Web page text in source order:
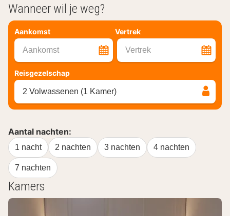
Wanneer wil je weg?
Aankomst Vertrek
Aankomst Vertrek
Reisgezelschap
2 Volwassenen (1 Kamer)
Aantal nachten:
1 nacht 2 nachten 3 nachten 4 nachten
7 nachten
Kamers